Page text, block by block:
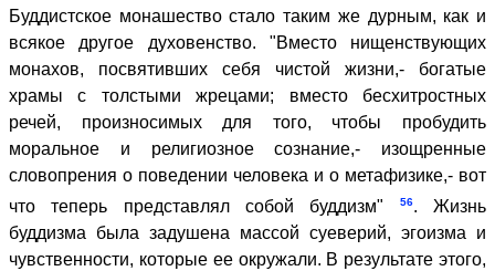
Буддистское монашество стало таким же дурным, как и
всякое другое духовенство. "Вместо нищенствующих
монахов, посвятивших себя чистой жизни,- богатые
храмы с толстыми жрецами; вместо бесхитростных
речей, произносимых для того, чтобы пробудить
моральное и религиозное сознание,- изощренные
словопрения о поведении человека и о метафизике,- вот
что теперь представлял собой буддизм"
56. Жизнь
буддизма была задушена массой суеверий, эгоизма и
чувственности, которые ее окружали. В результате этого,